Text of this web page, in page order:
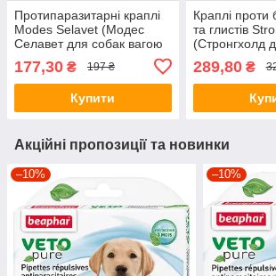
Протипаразитарні краплі
Modes Selavet (Модес
Селавет для собак вагою
2,5-5кг.) 0,5мл. 1 піпетка
177,30 ₴ 197 ₴
Купити
Краплі проти
та глистів
(Стронгхолд
289,80₴
Акційні пропозиції та новинки
–10% –10%